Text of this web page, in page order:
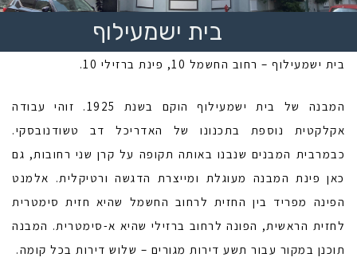
בית ישמעילוף
בית ישמעילוף – רחוב החשמל 10, פינת ברזילי 10.
המבנה של בית ישמעילוף הוקם בשנת 1925. זוהי עבודה
אקלקטית נוספת בתכנונו של האדריכל דב טשודנובסקי.
כבמרבית המבנים שנבנו באותה תקופה על קרן שני רחובות, גם
כאן פינת המבנה מעוגלת ומייצרת הדגשה ורטיקלית. אלמנט
הפינה מפריד בין החזית לרחוב החשמל שהיא חזית סימטרית
לחזית הראשית, הפונה לרחוב ברזילי שהיא א-סימטרית. המבנה
תוכנן במקור עבור תשע דירות מגורים – שלוש דירות בכל קומה.